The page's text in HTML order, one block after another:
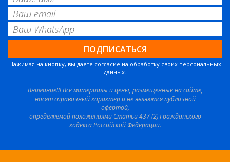
Нажимая на кнопку, вы даете согласие на обработку своих персональных
данных.
Внимание!!! Все материалы и цены, размещенные на сайте,
носят справочный характер и не являются публичной
офертой,
определяемой положениями Статьи 437 (2) Гражданского
кодекса Российской Федерации.